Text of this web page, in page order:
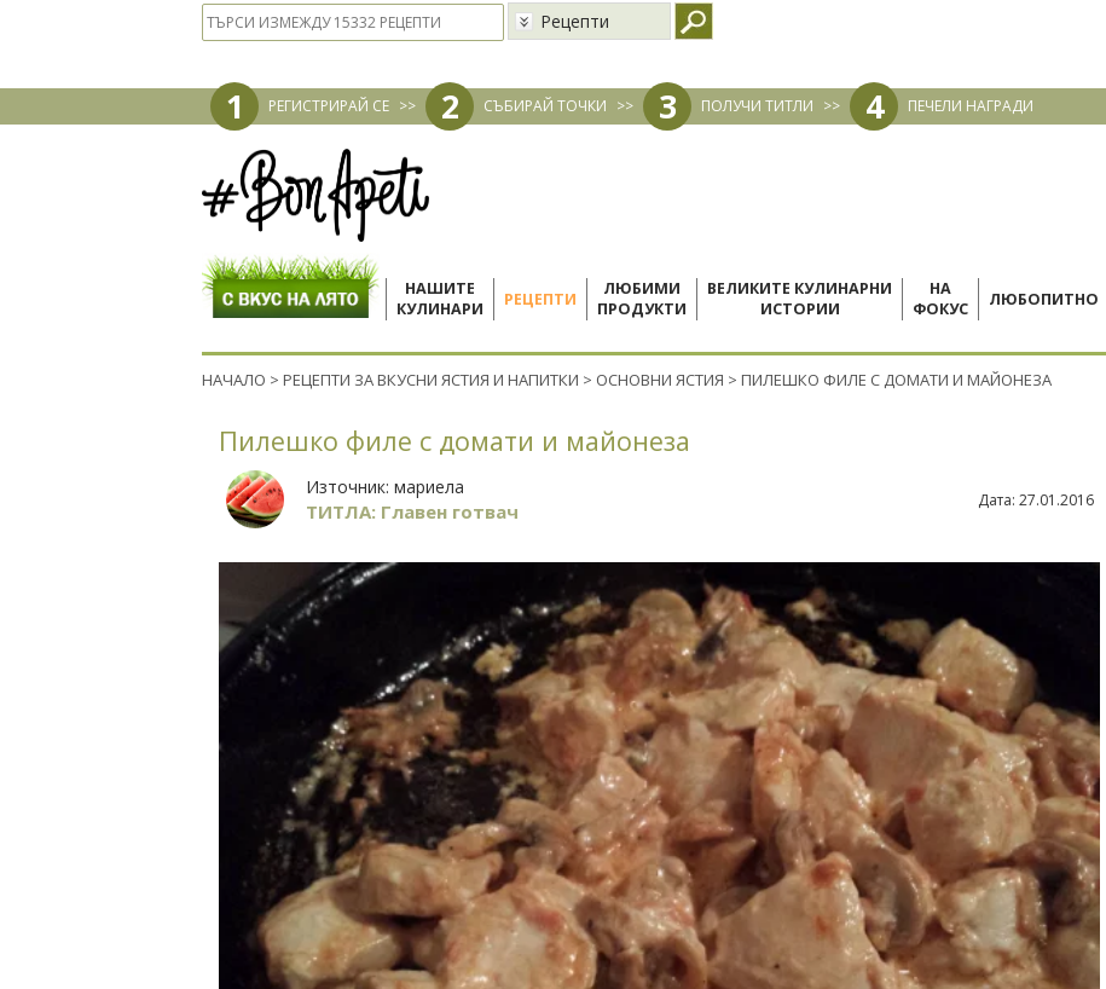
Рецепти
1 РЕГИСТРИРАЙ СЕ >> 2 СЪБИРАЙ ТОЧКИ >> 3 ПОЛУЧИ ТИТЛИ >> 4 ПЕЧЕЛИ НАГРАДИ
НАШИТЕ
КУЛИНАРИ
РЕЦЕПТИ
ЛЮБИМИ
ПРОДУКТИ
ВЕЛИКИТЕ КУЛИНАРНИ
ИСТОРИИ
НА
ФОКУС
ЛЮБОПИТНО
НАЧАЛО > РЕЦЕПТИ ЗА ВКУСНИ ЯСТИЯ И НАПИТКИ > ОСНОВНИ ЯСТИЯ > ПИЛЕШКО ФИЛЕ С ДОМАТИ И МАЙОНЕЗА
Пилешко филе с домати и майонеза
Източник: мариела
ТИТЛА: Главен готвач Дата: 27.01.2016